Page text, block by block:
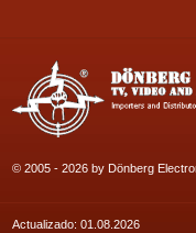
© 2005 - 2026 by Dönberg
Actualizado: 01.08.2026